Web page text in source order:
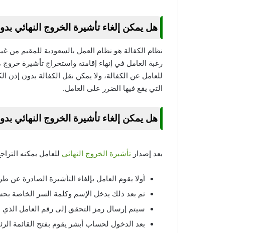
هل يمكن إلغاء تأشيرة الخروج النهائي
نظام الكفالة هو نظام العمل بالسعودية للمقيم من
رغبة العامل في إنهاء إقامته واستخراج تأشيرة
للعامل عن الكفالة، ولا يمكن نقل الكفالة بدون إذن
التي يقع فيها الضرر على العامل.
هل يمكن إلغاء تأشيرة الخروج النهائي
بعد إصدار تأشيرة الخروج النهائي للعامل يمكنه
أولا يقوم العامل بإلغاء التأشيرة الصادرة
ثم بعد ذلك يدخل الإسم وكلمة السر الخاصة
سيتم إرسال رمز التحقق إلى رقم العامل
بعد الدخول لحساب أبشر يقوم بفتح القائمة